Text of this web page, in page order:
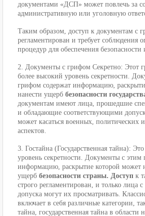
документами «ДСП» может повлечь за
административную или уголовную
Таким образом, доступ к документам с
регламентирован и требует соблюдения
процедур для обеспечения
2. Документы с грифом Секретно: Этот
более высокий уровень секретности.
грифом содержат информацию,
нанести ущерб безопасности
документам имеют лица, прошедшие
и обладающие соответствующими
может касаться военных, политических
аспектов.
3. Гостайна (Государственная тайна):
уровень секретности. Документы с этим
информацию, раскрытие которой может
ущерб безопасности страны. Доступ к
строго регламентирован, и только лица
допуска могут их просматривать.
включает в себя различные категории,
тайна, государственная тайна в области